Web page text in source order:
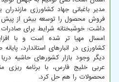
مدیر باغبانی جهاد کشاورزی
فروش محصول را توسعه بیش از پیش
امسال مهیا تر شده است و با
کشاورزی در انبارهای استاندارد،
دیگر وجود بازار کشورهای حاشیه
عربی خلیج فارس، با برنامه
محصولات را هم حل کرد.